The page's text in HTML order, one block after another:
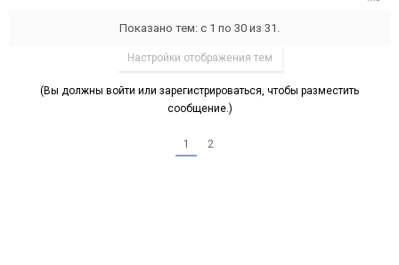
Показано тем: с 1 по 30 из 31.
Настройки отображения тем
(Вы должны войти или зарегистрироваться, чтобы разместить
сообщение.)
1 2